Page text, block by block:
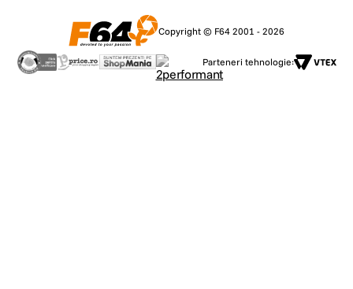
Copyright © F64 2001 - 2026
Parteneri tehnologie: